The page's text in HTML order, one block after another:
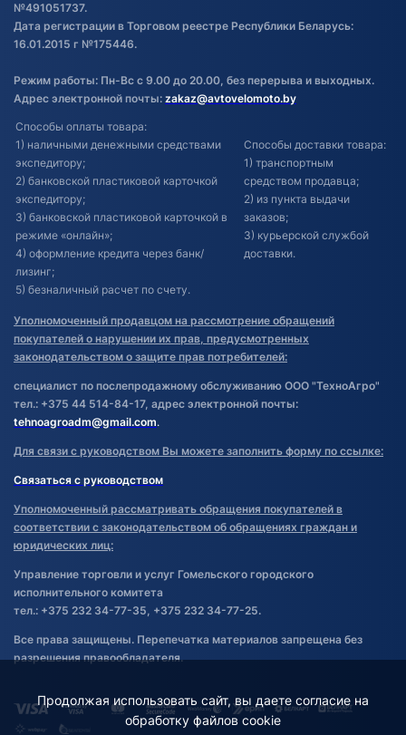
№491051737.
Дата регистрации в Торговом реестре Республики Беларусь:
16.01.2015 г №175446.
Режим работы: Пн-Вс с 9.00 до 20.00, без перерыва и выходных.
Адрес электронной почты: zakaz@avtovelomoto.by
Способы оплаты товара:
1) наличными денежными средствами
экспедитору;
2) банковской пластиковой карточкой
экспедитору;
3) банковской пластиковой карточкой в
режиме «онлайн»;
4) оформление кредита через банк/
лизинг;
5) безналичный расчет по счету.
Способы доставки товара:
1) транспортным
средством продавца;
2) из пункта выдачи
заказов;
3) курьерской службой
доставки.
Уполномоченный продавцом на рассмотрение обращений
покупателей о нарушении их прав, предусмотренных
законодательством о защите прав потребителей:
специалист по послепродажному обслуживанию ООО "ТехноАгро"
тел.: +375 44 514-84-17, адрес электронной почты:
tehnoagroadm@gmail.com.
Для связи с руководством Вы можете заполнить форму по ссылке:
Связаться с руководством
Уполномоченный рассматривать обращения покупателей в
соответствии с законодательством об обращениях граждан и
юридических лиц:
Управление торговли и услуг Гомельского городского
исполнительного комитета
тел.: +375 232 34-77-35, +375 232 34-77-25.
Все права защищены. Перепечатка материалов запрещена без
разрешения правообладателя.
Продолжая использовать сайт, вы даете согласие на
обработку файлов cookie